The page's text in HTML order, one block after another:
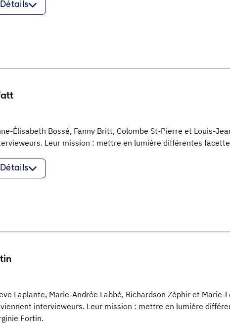
Détails
Élisabeth Bossé, Fanny Britt, Colombe St-Pierre et Louis-
Leur mission : mettre en lumière différentes
Détails
Laplante, Marie-Andrée Labbé, Richardson Zéphir et Marie-
intervieweurs. Leur mission : mettre en lumière
Fortin.